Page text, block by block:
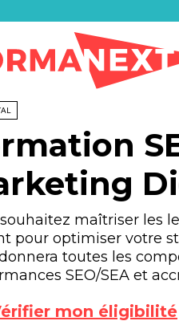
maîtriser les
pour optimiser votre
toutes les
SEO/SEA et
mon éligibilité